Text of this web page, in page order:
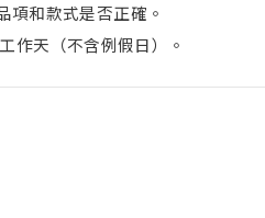
項和款式是否正確。
作天（不含例假日）。